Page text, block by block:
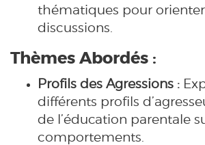
thématiques pour
discussions.
Thèmes Abordés :
Profils des Agressions :
différents profils
de l’éducation parentale
comportements.